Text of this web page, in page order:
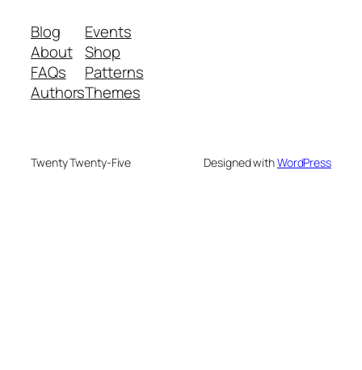
Blog
About
FAQs
Authors
Events
Shop
Patterns
Themes
Twenty Twenty-Five Designed withWordPress